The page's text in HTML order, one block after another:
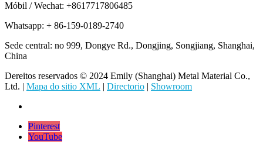
Móbil / Wechat: +8617717806485
Whatsapp: + 86-159-0189-2740
Sede central: no 999, Dongye Rd., Dongjing, Songjiang, Shanghai,
China
Dereitos reservados © 2024 Emily (Shanghai) Metal Material Co.,
Ltd. | Mapa do sitio XML | Directorio | Showroom
Pinterest
YouTube